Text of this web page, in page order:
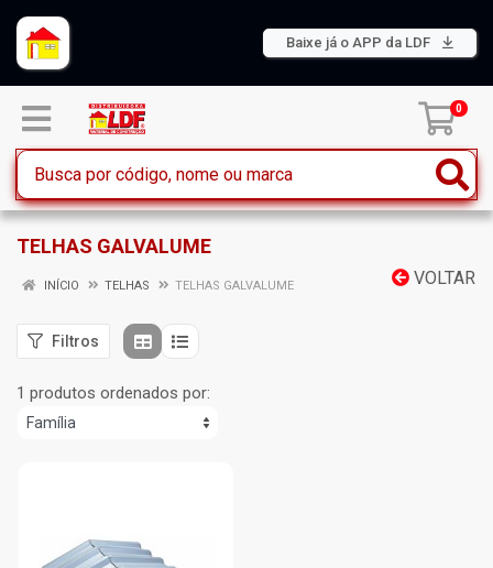
Baixe já o APP da LDF
0
TELHAS GALVALUME
VOLTAR
INÍCIO TELHAS TELHAS GALVALUME
Filtros
1 produtos ordenados por: